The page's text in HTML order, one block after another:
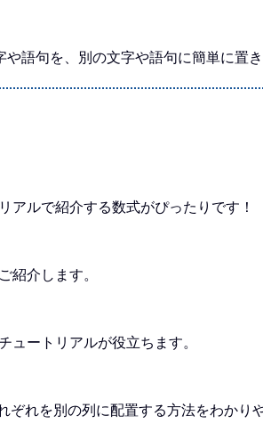
語句を、別の文字や語句に簡単に置き
ルで紹介する数式がぴったりです！
紹介します。
ートリアルが役立ちます。
れを別の列に配置する方法をわかり